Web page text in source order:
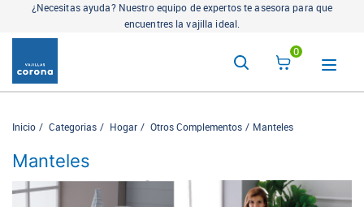
¿Necesitas ayuda? Nuestro equipo de expertos te asesora para que
encuentres la vajilla ideal.
0
Inicio Categorias Hogar Otros Complementos Manteles
Manteles